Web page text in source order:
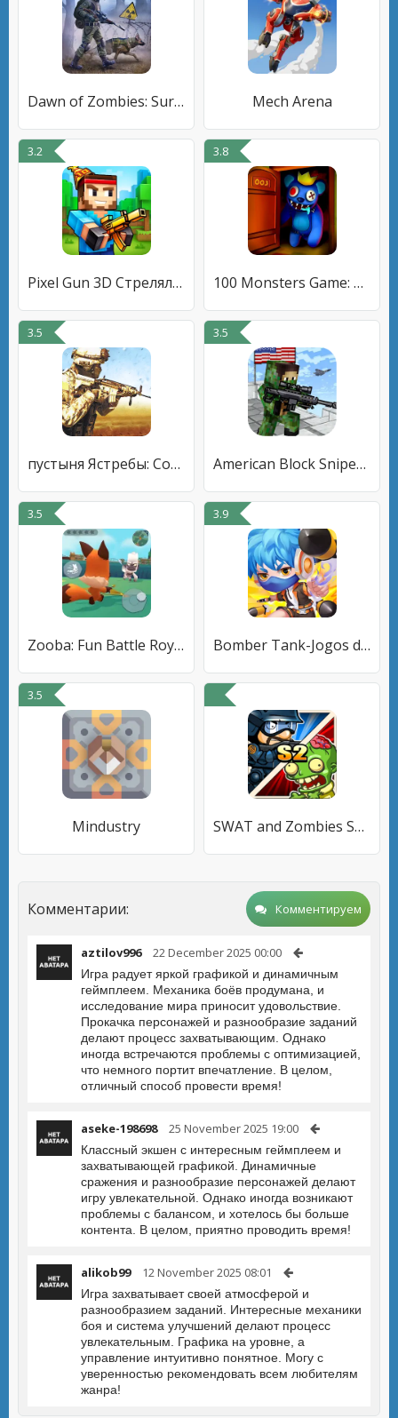
Dawn of Zombies: Survival RPG Mech Arena
3.2
Pixel Gun 3D Стрелялки Онлайн
3.8
100 Monsters Game: Escape Room
3.5
пустыня Ястребы: Солдат игра
3.5
American Block Sniper Survival
3.5
Zooba: Fun Battle Royale Games
3.9
Bomber Tank-Jogos de tiro PvP
3.5
Mindustry SWAT and Zombies Season 2
Комментарии: Комментируем
aztilov996 22 December 2025 00:00
Игра радует яркой графикой и динамичным
геймплеем. Механика боёв продумана, и
исследование мира приносит удовольствие.
Прокачка персонажей и разнообразие заданий
делают процесс захватывающим. Однако
иногда встречаются проблемы с оптимизацией,
что немного портит впечатление. В целом,
отличный способ провести время!
aseke-198698 25 November 2025 19:00
Классный экшен с интересным геймплеем и
захватывающей графикой. Динамичные
сражения и разнообразие персонажей делают
игру увлекательной. Однако иногда возникают
проблемы с балансом, и хотелось бы больше
контента. В целом, приятно проводить время!
alikob99 12 November 2025 08:01
Игра захватывает своей атмосферой и
разнообразием заданий. Интересные механики
боя и система улучшений делают процесс
увлекательным. Графика на уровне, а
управление интуитивно понятное. Могу с
уверенностью рекомендовать всем любителям
жанра!